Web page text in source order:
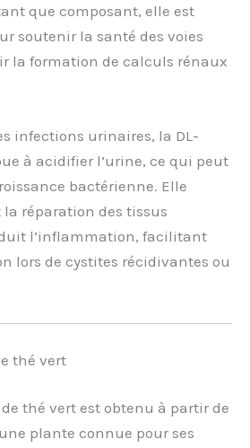
que composant, elle est
soutenir la santé des voies
la formation de calculs rénaux
infections urinaires, la DL-
à acidifier l’urine, ce qui peut
bactérienne. Elle
réparation des tissus
l’inflammation, facilitant
lors de cystites récidivantes ou
thé vert
thé vert est obtenu à partir de
plante connue pour ses